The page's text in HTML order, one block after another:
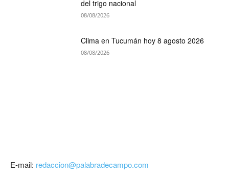
del trigo nacional
08/08/2026
Clima en Tucumán hoy 8 agosto 2026
08/08/2026
E-mail: redaccion@palabradecampo.com